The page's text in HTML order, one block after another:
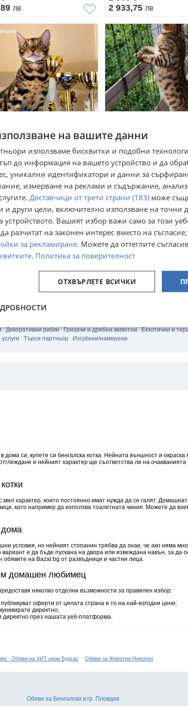
лв 2 933,75 лв
бенгалчета с
Дружба
€
лв
Бенгалски котета
гр. София, гр. Нови
24 юли
200€
391,17лв
Руски удари в Украйна: Най-малко 12 жертви
преди 27 минути
Декоративни рибки Гризачи и дребни животни Екзотични и
Търси партньор Изгубени/намерени
си, купете си бенгалска котка. Нейната външност и
и нейният характер ще съответства ли на
характер, които постоянно имат нужда да се галят.
като например да използва тоалетната чиния. Можете да
условия, но нейният стопанин трябва да знае, че ако няма
е да бъде пускана на двора или извежданa навън, за да
на Bazar.bg от развъдници и частни лица.
домашен любимец
няколко отделни възможности за правилен избор:
оферти от цялата страна и то на най-изгодни цени;
директно;
през нашата уеб-платформа.
- Обяви на ХИТ цени Бургас Обяви за Животни Никопол
Обяви за Бенгалски в гр. Пловдив
на вашите данни
използваме бисквитки и подобни
до информация на вашето устройство и да
уникални идентификатори и данни за
измерване на реклами и съдържание,
Доставчици от трети страни (183) може
и други цели, включително използване на точни
устройството. Вашият избор важи само за този
разчитат на законен интерес вместо на
за рекламиране. Можете да оттеглите
. Политика за поверителност
ОТХВЪРЛЕТЕ ВСИЧКИ